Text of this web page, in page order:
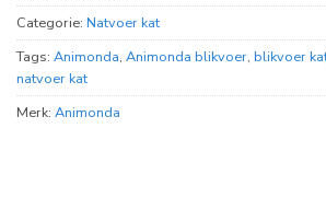
Categorie: Natvoer kat
Tags: Animonda, Animonda blikvoer, blikvoer
natvoer kat
Merk: Animonda